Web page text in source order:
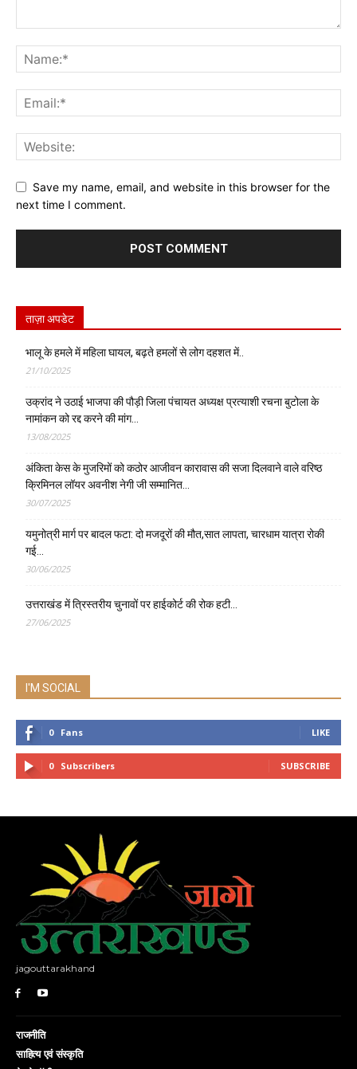
Save my name, email, and website in this browser for the
next time I comment.
ताज़ा अपडेट
भालू के हमले में महिला घायल, बढ़ते हमलों से लोग दहशत में..
21/10/2025
उक्रांद ने उठाई भाजपा की पौड़ी जिला पंचायत अध्यक्ष प्रत्याशी रचना बुटोला के
नामांकन को रद्द करने की मांग…
13/08/2025
अंकिता केस के मुजरिमों को कठोर आजीवन कारावास की सजा दिलवाने वाले वरिष्ठ
क्रिमिनल लॉयर अवनीश नेगी जी सम्मानित…
30/07/2025
यमुनोत्री मार्ग पर बादल फटा: दो मजदूरों की मौत,सात लापता, चारधाम यात्रा रोकी
गई…
30/06/2025
उत्तराखंड में त्रिस्तरीय चुनावों पर हाईकोर्ट की रोक हटी…
27/06/2025
I'M SOCIAL
0 Fans LIKE
0 Subscribers SUBSCRIBE
jagouttarakhand
राजनीति
साहित्य एवं संस्कृति